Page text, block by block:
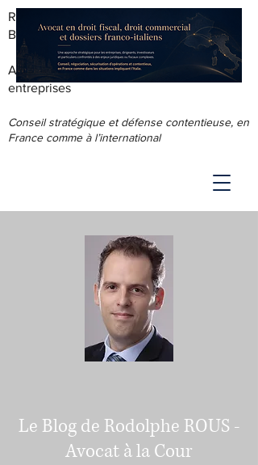
RODOLPHE ROUS - AVOCAT AU
BARREAU DE LYON
Accompagnement juridique & fiscal des
entreprises
Conseil stratégique et défense contentieuse, en
France comme à l’international
Le Blog de Rodolphe ROUS -
Avocat à la Cour